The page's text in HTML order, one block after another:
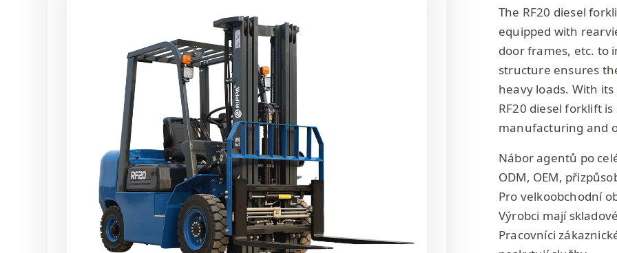
The RF20 diesel
equipped with
door frames, etc. to
structure ensures
heavy loads. With
RF20 diesel forklift
manufacturing and
Nábor agentů po
ODM, OEM,
Pro velkoobchodní
Výrobci mají
Pracovníci